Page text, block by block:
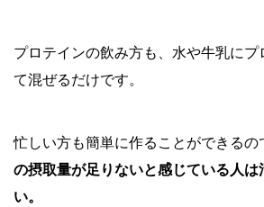
プロテインの飲み方も、水や牛乳に
て混ぜるだけです。
忙しい方も簡単に作ることができるの
の摂取量が足りないと感じている人は
い。